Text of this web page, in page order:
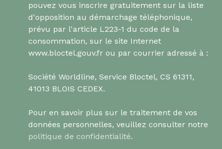
pouvez vous inscrire gratuitement sur la liste
d'opposition au démarchage téléphonique,
prévu par l'article L223-1 du code de la
consommation, sur le site Internet
www.bloctel.gouv.fr ou par courrier adressé à :
Société Worldline, Service Bloctel, CS 61311,
41013 BLOIS CEDEX.
Pour en savoir plus sur le traitement de vos
données personnelles, veuillez consulter notre
politique de confidentialité.